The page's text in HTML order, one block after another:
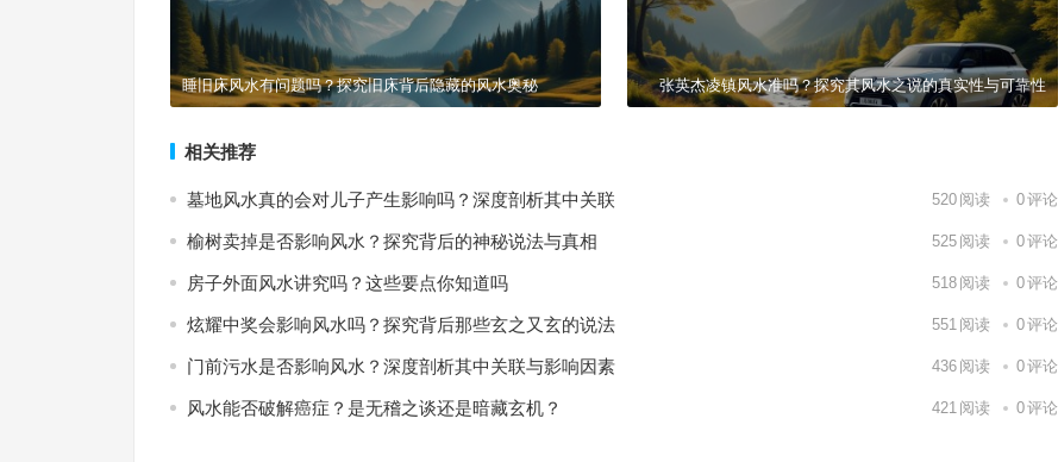
睡旧床风水有问题吗？探究旧床背后隐藏的风水奥秘 张英杰凌镇风水准吗？探究其风水之说的真实性与可靠性
相关推荐
墓地风水真的会对儿子产生影响吗？深度剖析其中关联 520 阅读 0评论
榆树卖掉是否影响风水？探究背后的神秘说法与真相 525 阅读 0评论
房子外面风水讲究吗？这些要点你知道吗 518 阅读 0评论
炫耀中奖会影响风水吗？探究背后那些玄之又玄的说法 551 阅读 0评论
门前污水是否影响风水？深度剖析其中关联与影响因素 436 阅读 0评论
风水能否破解癌症？是无稽之谈还是暗藏玄机？ 421 阅读 0评论